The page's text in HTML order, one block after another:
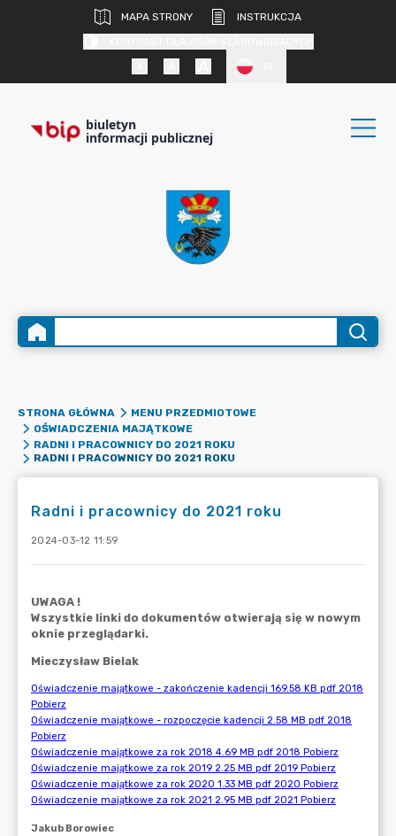
MAPA STRONY
INSTRUKCJA
biuletyn
informacji publicznej
STRONA GŁÓWNA
MENU PRZEDMIOTOWE
OŚWIADCZENIA MAJĄTKOWE
RADNI I PRACOWNICY DO 2021 ROKU
RADNI I PRACOWNICY DO 2021 ROKU
Radni i pracownicy do 2021 roku
2024-03-12 11:59